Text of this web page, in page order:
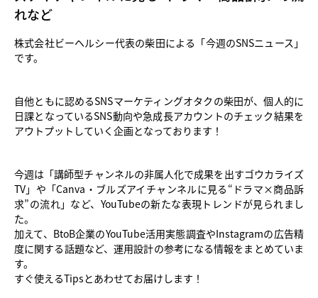
れなど
株式会社ビーヘルシー代表の柴田による「今週のSNSニュース」
です。
自他ともに認めるSNSマーケティングオタクの柴田が、個人的に
日課となっているSNS動向や急成長アカウントのチェック結果を
アウトプットしていく企画となっております！
今週は「講師型チャンネルの非属人化で成果を出すゴウカライズ
TV」や「Canva・ブルズアイチャンネルに見る“ドラマ×商品訴
求”の流れ」など、YouTubeの新たな表現トレンドが見られまし
た。
加えて、BtoB企業のYouTube活用実態調査やInstagramの広告精
度に関する話題など、運用設計の参考になる情報をまとめていま
す。
すぐ使えるTipsとあわせてお届けします！